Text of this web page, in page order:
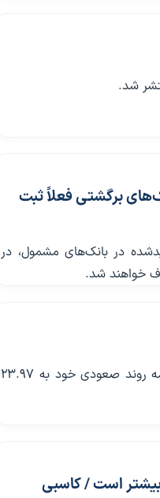
برگشتی فعلاً ثبت
در بانک‌های مشمول، در
خواهند شد.
نرخ سود بازار بین‌بانکی در آخرین هفته تیرماه 1405 با ادامه روند صعودی خود به 23.97
است / کاسبی